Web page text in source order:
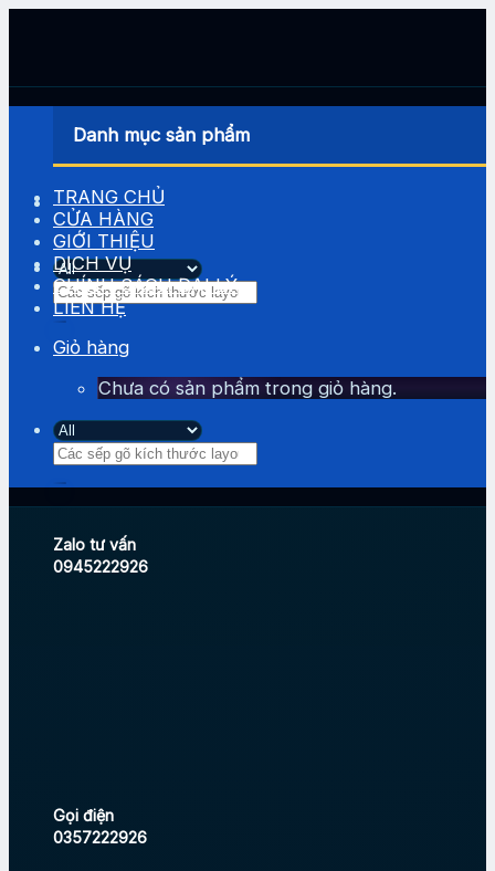
Tìm
kiếm:
Zalo tư vấn
0945222926
Gọi điện
0357222926
Danh mục sản phẩm
TRANG CHỦ
CỬA HÀNG
GIỚI THIỆU
DỊCH VỤ
CHÍNH SÁCH ĐẠI LÝ
LIÊN HỆ
Giỏ hàng
Chưa có sản phẩm trong giỏ hàng.
Tìm
kiếm: